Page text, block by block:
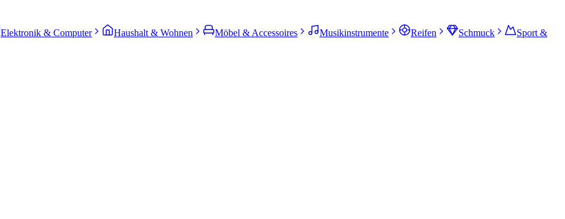
Elektronik & Computer Haushalt & Wohnen Möbel & Accessoires Musikinstrumente Reifen Schmuck
Sport &